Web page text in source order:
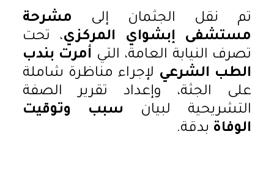
تم نقل الجثمان إلى مشرحة
مستشفى إبشواي المركزي، تحت
تصرف النيابة العامة، التي أمرت بندب
الطب الشرعي لإجراء مناظرة شاملة
على الجثة، وإعداد تقرير الصفة
التشريحية لبيان سبب وتوقيت
الوفاة بدقة.